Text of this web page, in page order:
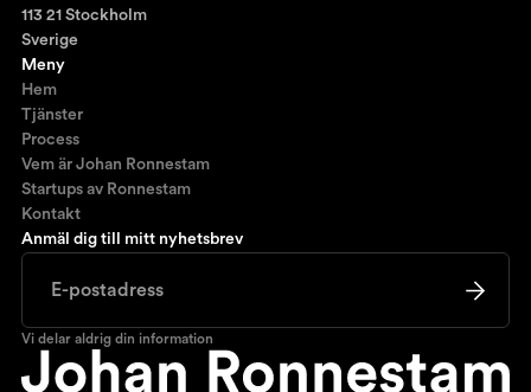
Anmäl dig till mitt nyhetsbrev
Vi delar aldrig din information
113 21 Stockholm
Sverige
Meny
Hem
Tjänster
Process
Vem är Johan Ronnestam
Startups av Ronnestam
Kontakt